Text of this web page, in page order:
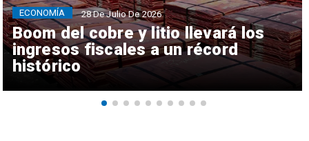
Boom del cobre y litio llevará los
ingresos fiscales a un récord
histórico
ECONOMÍA 28 De Julio De 2026